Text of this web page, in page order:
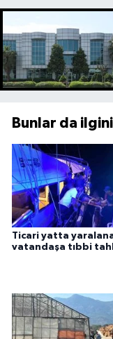
Bunlar da
Ticari yatta
vatandaşa tıbbi